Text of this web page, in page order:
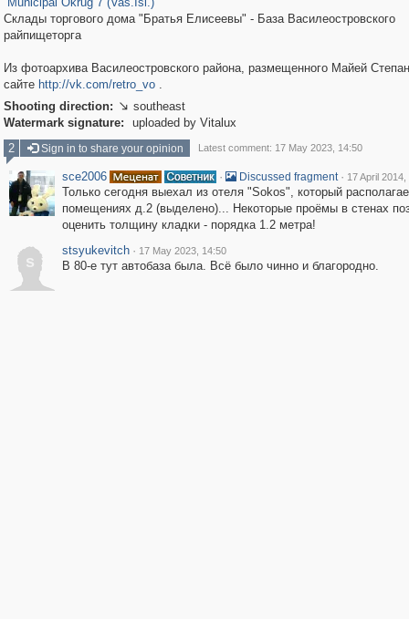
Склады торгового дома "Братья Елисеевы" - База Василеостровского
райпищеторга
Из фотоархива Василеостровского района, размещенного Майей
сайте http://vk.com/retro_vo.
Shooting direction:  southeast
Watermark signature:
uploaded by Vitalux
2
Sign in to share your opinion Latest comment: 17 May 2023, 14:50
sce2006 · Discussed fragment · 17 April 2014,
Только сегодня выехал из отеля "Sokos", который
помещениях д.2 (выделено)... Некоторые проёмы в стенах
оценить толщину кладки - порядка 1.2 метра!
s
stsyukevitch · 17 May 2023, 14:50
В 80-е тут автобаза была. Всё было чинно и благородно.